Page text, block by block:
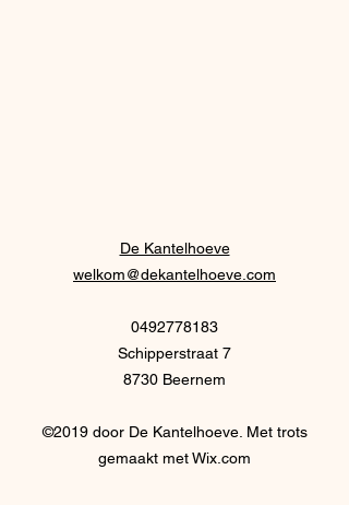
De Kantelhoeve
welkom@dekantelhoeve.com
0492778183
Schipperstraat 7
8730 Beernem
©2019 door De Kantelhoeve. Met trots
gemaakt met Wix.com